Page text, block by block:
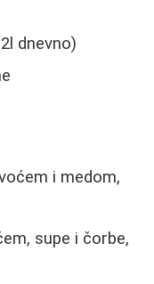
dnevno)
i medom,
supe i čorbe,